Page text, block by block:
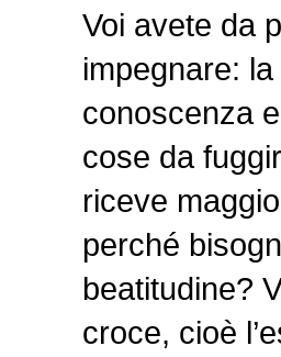
Voi avete da
impegnare:
conoscenza
cose da
riceve
perché
beatitudine?
croce, cioè